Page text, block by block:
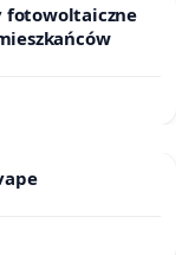
fotowoltaiczne